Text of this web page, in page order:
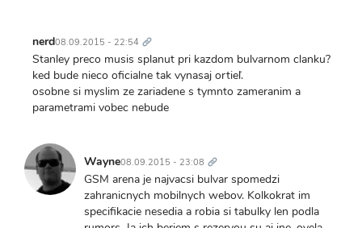
nerd08.09.2015 - 22:54 odkaz
Stanley preco musis splanut pri kazdom bulvarnom clanku?
ked bude nieco oficialne tak vynasaj ortieľ.
osobne si myslim ze zariadene s tymnto zameranim a
parametrami vobec nebude
Wayne08.09.2015 - 23:08 odkaz
GSM arena je najvacsi bulvar spomedzi
zahranicnych mobilnych webov. Kolkokrat im
specifikacie nesedia a robia si tabulky len podla